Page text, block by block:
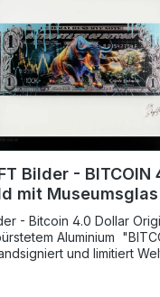
Bilder - BITCOIN
mit
Bilderrahmen
4.0 Dollar Original Skyyloft
Aluminium "BITCOIN 4.0
und limitiert Weltweite